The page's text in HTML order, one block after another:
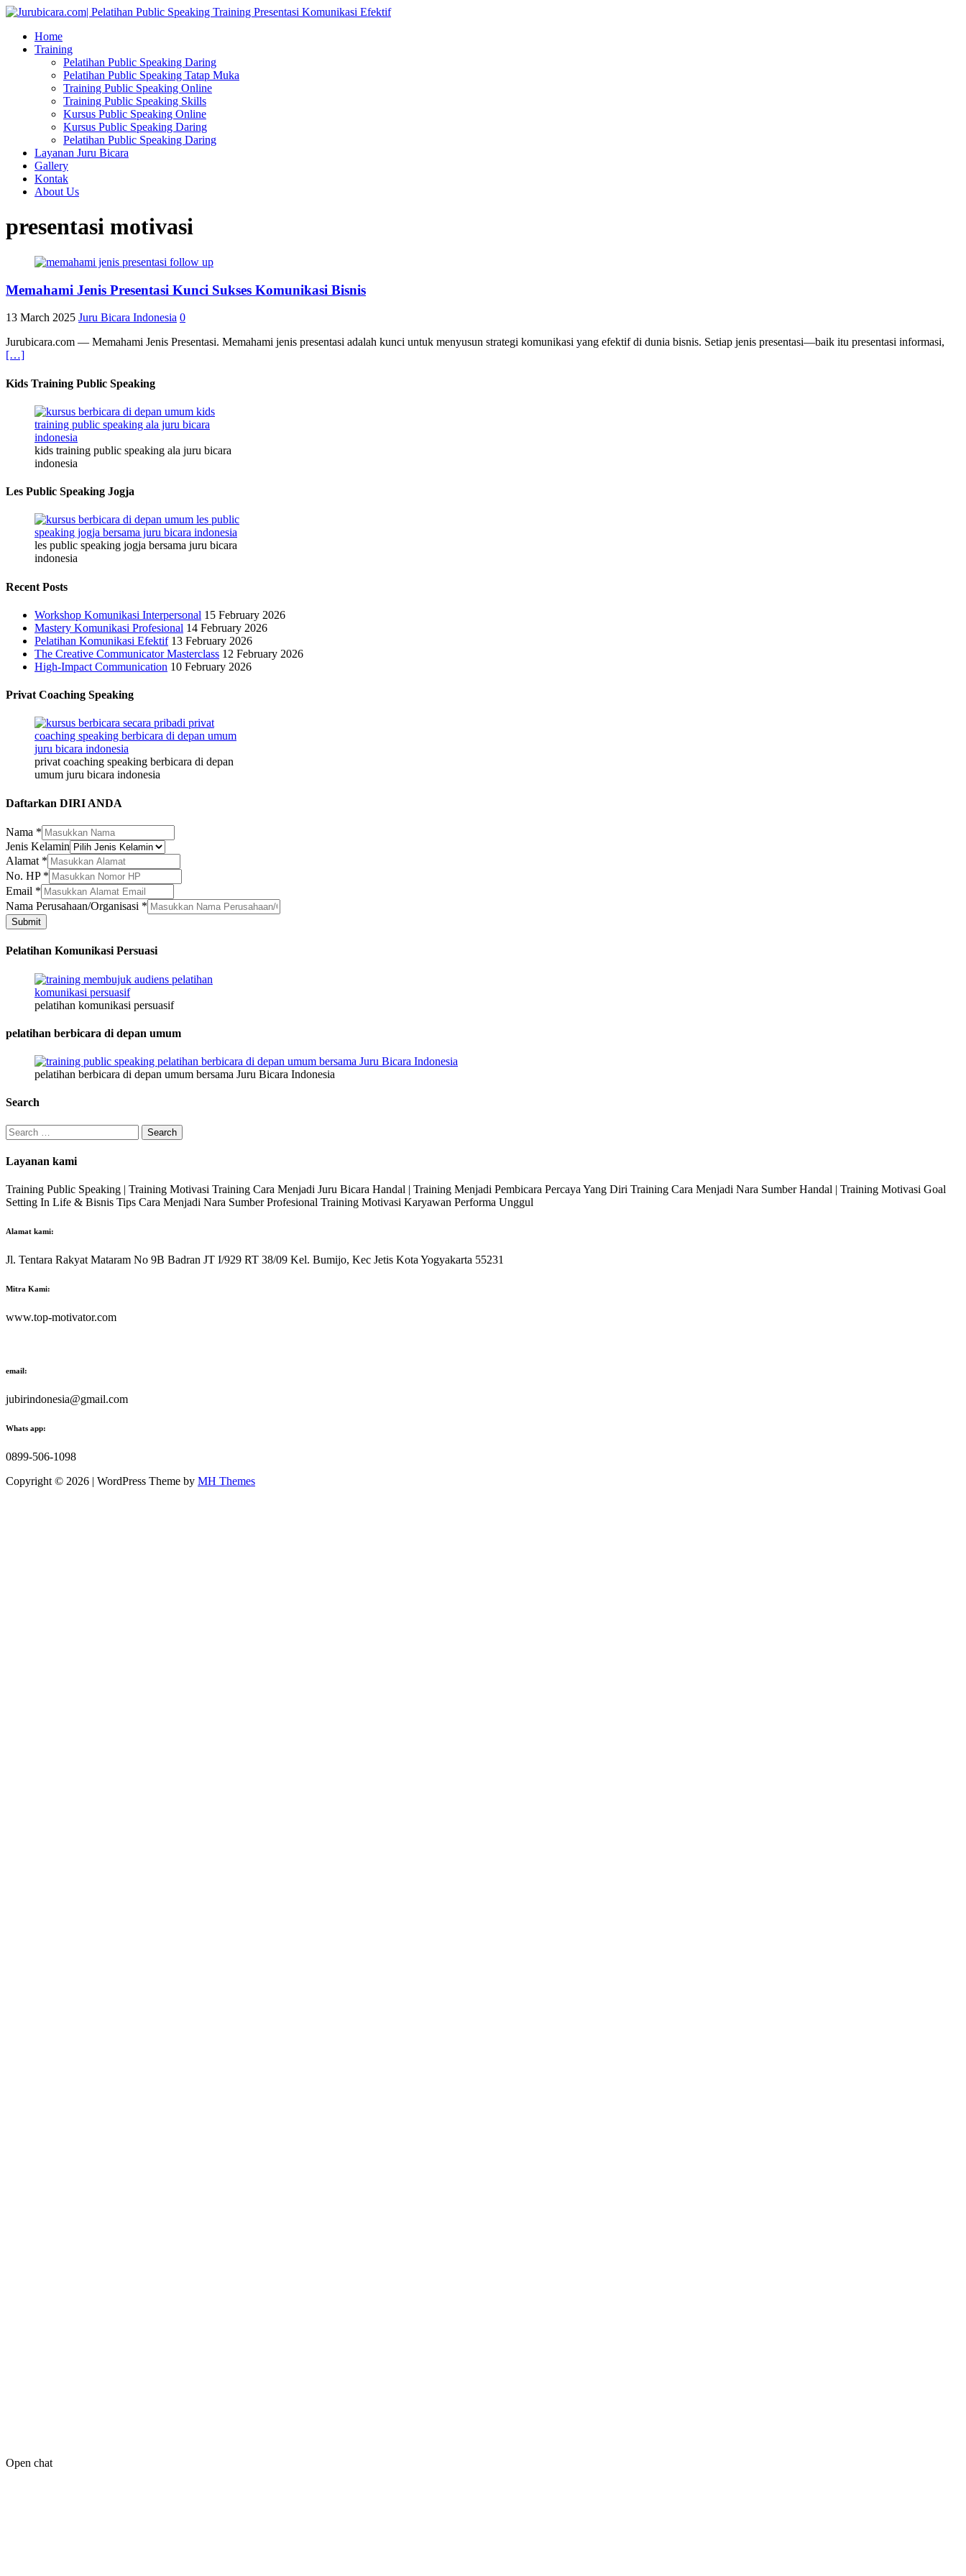
Home
Training
Pelatihan Public Speaking Daring
Pelatihan Public Speaking Tatap Muka
Training Public Speaking Online
Training Public Speaking Skills
Kursus Public Speaking Online
Kursus Public Speaking Daring
Pelatihan Public Speaking Daring
Layanan Juru Bicara
Gallery
Kontak
About Us
presentasi motivasi
Memahami Jenis Presentasi Kunci Sukses Komunikasi Bisnis
13 March 2025 Juru Bicara Indonesia 0
Jurubicara.com — Memahami Jenis Presentasi. Memahami jenis presentasi adalah kunci untuk menyusun strategi komunikasi yang efektif di dunia bisnis. Setiap jenis presentasi—baik itu presentasi informasi,
[…]
Kids Training Public Speaking
kids training public speaking ala juru bicara
indonesia
Les Public Speaking Jogja
les public speaking jogja bersama juru bicara
indonesia
Recent Posts
Workshop Komunikasi Interpersonal 15 February 2026
Mastery Komunikasi Profesional 14 February 2026
Pelatihan Komunikasi Efektif 13 February 2026
The Creative Communicator Masterclass 12 February 2026
High-Impact Communication 10 February 2026
Privat Coaching Speaking
privat coaching speaking berbicara di depan
umum juru bicara indonesia
Daftarkan DIRI ANDA
Nama *
Jenis Kelamin
Jenis
Kelamin
No.
Alamat *
No. HP *
Email *
Nama Perusahaan/Organisasi *
Submit
Pelatihan Komunikasi Persuasi
pelatihan komunikasi persuasif
pelatihan berbicara di depan umum
pelatihan berbicara di depan umum bersama Juru Bicara Indonesia
Search
Search
for:
Layanan kami
Training Public Speaking | Training Motivasi Training Cara Menjadi Juru Bicara Handal | Training Menjadi Pembicara Percaya Yang Diri Training Cara Menjadi Nara Sumber Handal | Training Motivasi Goal
Setting In Life & Bisnis Tips Cara Menjadi Nara Sumber Profesional Training Motivasi Karyawan Performa Unggul
Alamat kami:
Jl. Tentara Rakyat Mataram No 9B Badran JT I/929 RT 38/09 Kel. Bumijo, Kec Jetis Kota Yogyakarta 55231
Mitra Kami:
www.top-motivator.com
email:
jubirindonesia@gmail.com
Whats app:
0899-506-1098
Copyright © 2026 | WordPress Theme by MH Themes
Open chat